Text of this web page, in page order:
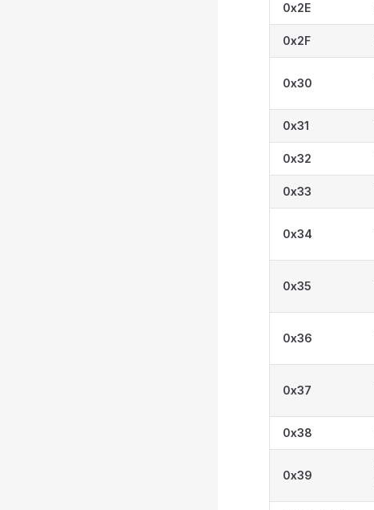
0x2E
0x2F
0x30
0x31
0x32
0x33
0x34
0x35
0x36
0x37
0x38
0x39